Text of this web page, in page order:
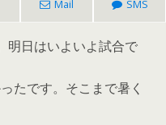
Mail SMS
明日はいよいよ試合で
たです。そこまで暑く